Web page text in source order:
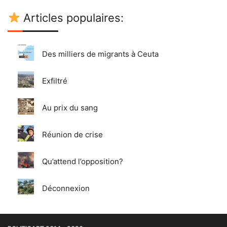
Articles populaires:
Des milliers de migrants à Ceuta
Exfiltré
Au prix du sang
Réunion de crise
Qu’attend l’opposition?
Déconnexion